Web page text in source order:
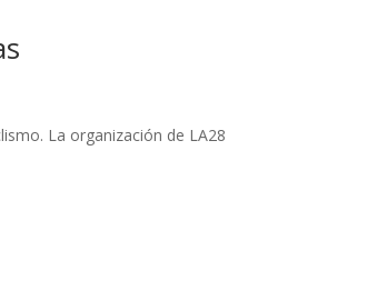
La organización de LA28